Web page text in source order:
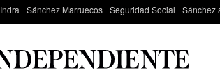
Indra Sánchez Marruecos Seguridad Social Sánchez